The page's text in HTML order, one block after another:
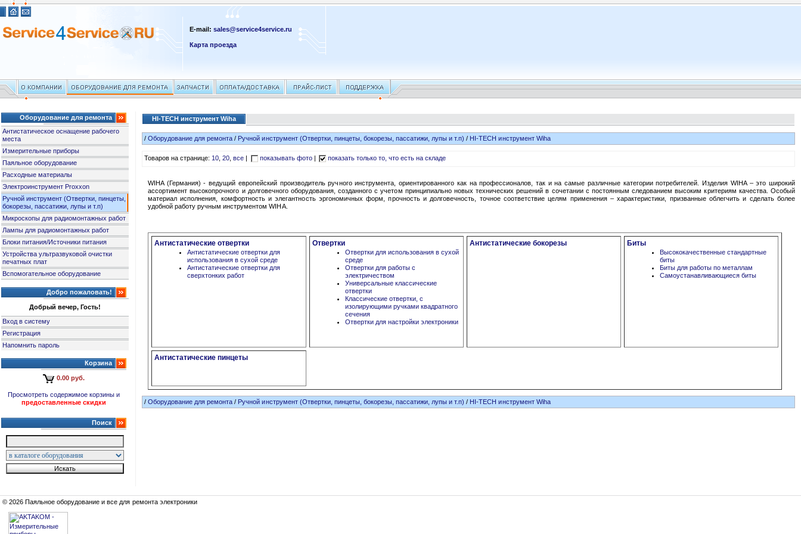
E-mail:sales@service4service.ru
Карта проезда
Оборудование для ремонта
Антистатическое оснащение рабочего
места
Измерительные приборы
Паяльное оборудование
Расходные материалы
Электроинструмент Proxxon
Ручной инструмент (Отвертки, пинцеты,
бокорезы, пассатижи, лупы и т.п)
Микроскопы для радиомонтажных работ
Лампы для радиомонтажных работ
Блоки питания/Источники питания
Устройства ультразвуковой очистки
печатных плат
Вспомогательное оборудование
Добро пожаловать!
Добрый вечер, Гость!
Вход в систему
Регистрация
Напомнить пароль
Корзина
0.00 руб.
Просмотреть содержимое корзины и
предоставленные скидки
Поиск
HI-TECH инструмент Wiha
/Оборудование для ремонта / Ручной инструмент (Отвертки, пинцеты, бокорезы, пассатижи, лупы и т.п) / HI-TECH инструмент Wiha
Товаров на странице:10,20,все показывать фото| показать только то, что есть на складе
WIHA (Германия) - ведущий европейский производитель ручного инструмента, ориентированного как на профессионалов, так и на самые различные категории потребителей. Изделия WIHA – это широкий
ассортимент высокопрочного и долговечного оборудования, созданного с учетом принципиально новых технических решений в сочетании с постоянным следованием высоким критериям качества. Особый
материал исполнения, комфортность и элегантность эргономичных форм, прочность и долговечность, точное соответствие целям применения – характеристики, призванные облегчить и сделать более
удобной работу ручным инструментом WIHA.
Антистатические отвертки
Антистатические отвертки для
использования в сухой среде
Антистатические отвертки для
сверхтонких работ
Отвертки
Отвертки для использования в сухой
среде
Отвертки для работы с
электричеством
Универсальные классические
отвертки
Классические отвертки, с
изолирующими ручками квадратного
сечения
Отвертки для настройки электроники
Антистатические бокорезы Биты
Высококачественные стандартные
биты
Биты для работы по металлам
Самоустанавливающиеся биты
Антистатические пинцеты
/Оборудование для ремонта / Ручной инструмент (Отвертки, пинцеты, бокорезы, пассатижи, лупы и т.п) / HI-TECH инструмент Wiha
© 2026 Паяльное оборудование и все для ремонта электроники